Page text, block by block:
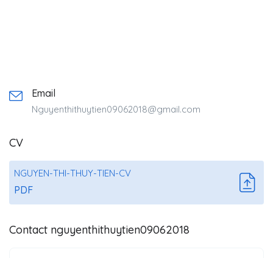
Email
Nguyenthithuytien09062018@gmail.com
CV
NGUYEN-THI-THUY-TIEN-CV
PDF
Contact nguyenthithuytien09062018